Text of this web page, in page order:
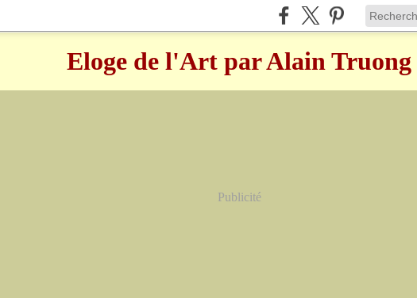
Eloge de l'Art par Alain Truong
Publicité